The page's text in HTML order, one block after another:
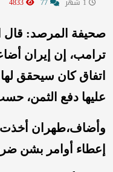
صحيفة المرصد: قال
ترامب، إن إيران
اتفاق كان سيحقق
عليها دفع الثمن،
وأضاف،طهران أخذت
إعطاء أوامر بشن